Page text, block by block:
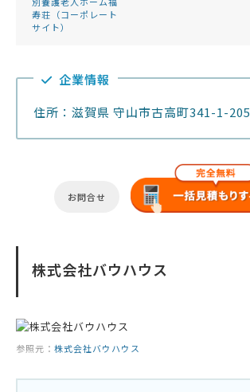
寿荘（コーポレート
サイト）
企業情報
住所：滋賀県 守山市古高町341-1-205
お問合せ
株式会社バウハウス
参照元： 株式会社バウハウス